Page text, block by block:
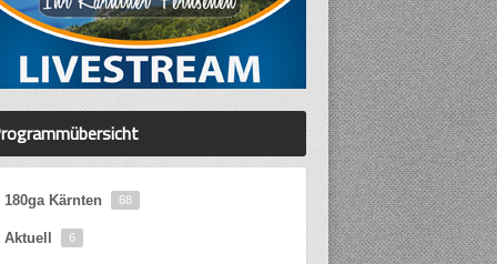
180ga Kärnten 68
Aktuell 6